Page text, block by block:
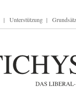
Unterstützung